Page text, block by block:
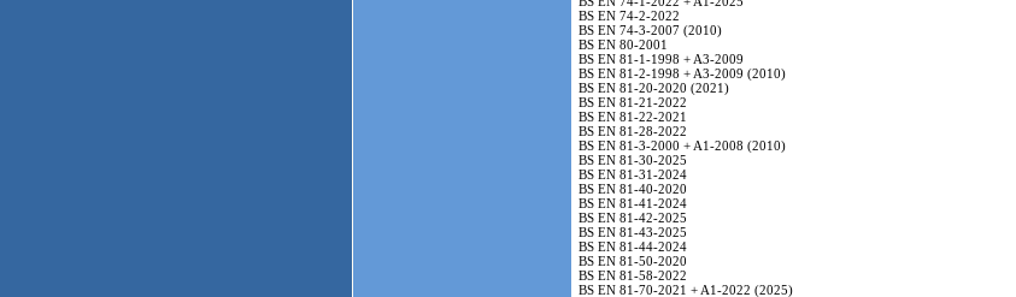
BS EN 74-2-2022
BS EN 74-3-2007 (2010)
BS EN 80-2001
BS EN 81-1-1998 + A3-2009
BS EN 81-2-1998 + A3-2009 (2010)
BS EN 81-20-2020 (2021)
BS EN 81-21-2022
BS EN 81-22-2021
BS EN 81-28-2022
BS EN 81-3-2000 + A1-2008 (2010)
BS EN 81-30-2025
BS EN 81-31-2024
BS EN 81-40-2020
BS EN 81-41-2024
BS EN 81-42-2025
BS EN 81-43-2025
BS EN 81-44-2024
BS EN 81-50-2020
BS EN 81-58-2022
BS EN 81-70-2021 + A1-2022 (2025)